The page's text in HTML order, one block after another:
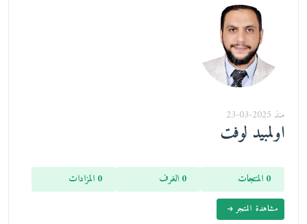
منذ 2025-03-23
اولمبيد لوفت
0 المنتجات 0 الغرف 0 المزادات
مشاهدة المتجر